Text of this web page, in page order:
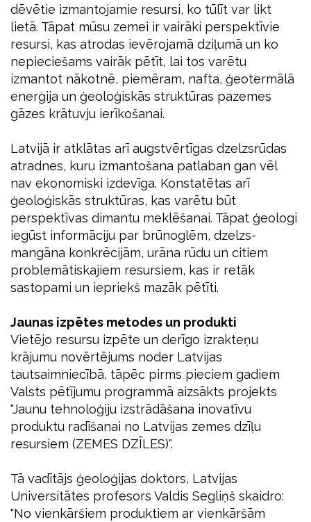
dēvētie izmantojamie resursi, ko tūlīt var likt
lietā. Tāpat mūsu zemei ir vairāki perspektīvie
resursi, kas atrodas ievērojamā dziļumā un ko
nepieciešams vairāk pētīt, lai tos varētu
izmantot nākotnē, piemēram, nafta, ģeotermālā
enerģija un ģeoloģiskās struktūras pazemes
gāzes krātuvju ierīkošanai.
Latvijā ir atklātas arī augstvērtīgas dzelzsrūdas
atradnes, kuru izmantošana patlaban gan vēl
nav ekonomiski izdevīga. Konstatētas arī
ģeoloģiskās struktūras, kas varētu būt
perspektīvas dimantu meklēšanai. Tāpat ģeologi
iegūst informāciju par brūnoglēm, dzelzs-
mangāna konkrēcijām, urāna rūdu un citiem
problemātiskajiem resursiem, kas ir retāk
sastopami un iepriekš mazāk pētīti.
Jaunas izpētes metodes un produkti
Vietējo resursu izpēte un derīgo izrakteņu
krājumu novērtējums noder Latvijas
tautsaimniecībā, tāpēc pirms pieciem gadiem
Valsts pētījumu programmā aizsākts projekts
"Jaunu tehnoloģiju izstrādāšana inovatīvu
produktu radīšanai no Latvijas zemes dzīļu
resursiem (ZEMES DZĪLES)".
Tā vadītājs ģeoloģijas doktors, Latvijas
Universitātes profesors Valdis Segliņš skaidro:
"No vienkāršiem produktiem ar vienkāršām